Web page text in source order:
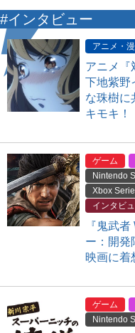
#インタビュー
アニメ・
アニメ『
下地紫野
な珠樹に
キモキ！
ゲーム
Nintendo
Xbox
インタビ
『鬼武
ー：開発
映画に着
ゲーム
Nintendo